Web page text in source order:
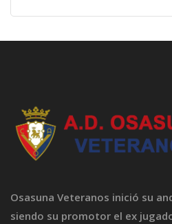
Osasuna Veteranos inició su
siendo su promotor el ex